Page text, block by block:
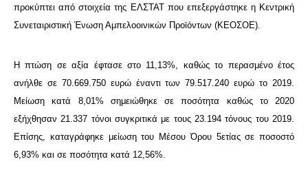
προκύπτει από στοιχεία της ΕΛΣΤΑΤ που επεξεργάστηκε η Κεντρική
Συνεταιριστική Ένωση Αμπελοοινικών Προϊόντων (ΚΕΟΣΟΕ).
Η πτώση σε αξία έφτασε στο 11,13%, καθώς το περασμένο έτος
ανήλθε σε 70.669.750 ευρώ έναντι των 79.517.240 ευρώ το 2019.
Μείωση κατά 8,01% σημειώθηκε σε ποσότητα καθώς το 2020
εξήχθησαν 21.337 τόνοι συγκριτικά με τους 23.194 τόνους του 2019.
Επίσης, καταγράφηκε μείωση του Μέσου Όρου 5ετίας σε ποσοστό
6,93% και σε ποσότητα κατά 12,56%.